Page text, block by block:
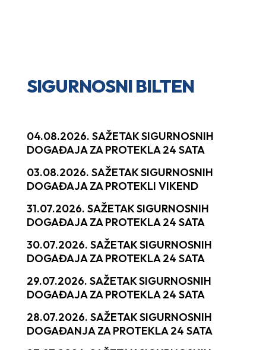
SIGURNOSNI BILTEN
04.08.2026. SAŽETAK SIGURNOSNIH
DOGAĐAJA ZA PROTEKLA 24 SATA
03.08.2026. SAŽETAK SIGURNOSNIH
DOGAĐAJA ZA PROTEKLI VIKEND
31.07.2026. SAŽETAK SIGURNOSNIH
DOGAĐAJA ZA PROTEKLA 24 SATA
30.07.2026. SAŽETAK SIGURNOSNIH
DOGAĐAJA ZA PROTEKLA 24 SATA
29.07.2026. SAŽETAK SIGURNOSNIH
DOGAĐAJA ZA PROTEKLA 24 SATA
28.07.2026. SAŽETAK SIGURNOSNIH
DOGAĐANJA ZA PROTEKLA 24 SATA